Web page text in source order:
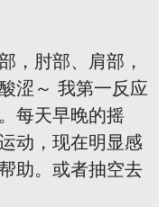
，肘部、肩部，
涩～ 我第一反应
每天早晚的摇
动，现在明显感
助。或者抽空去